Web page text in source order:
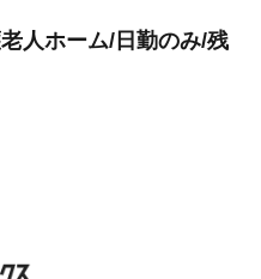
人ホーム/日勤のみ/残